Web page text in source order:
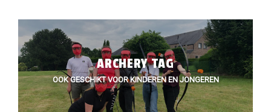
ARCHERY TAG
OOK GESCHIKT VOOR KINDEREN EN JONGEREN